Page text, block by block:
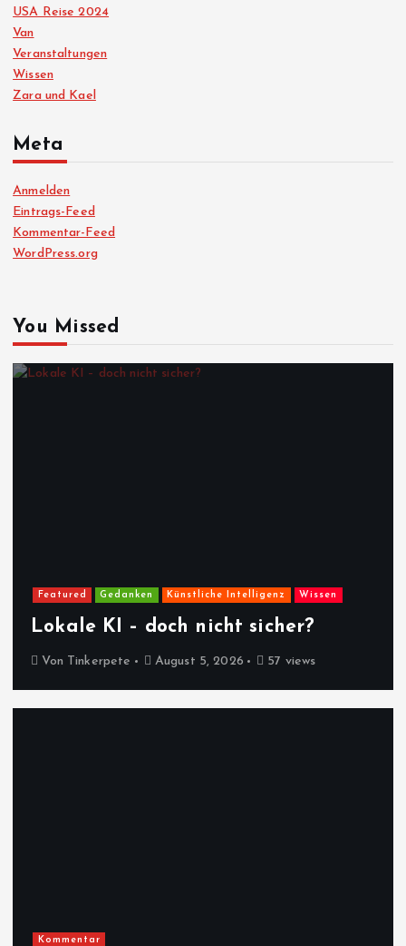
USA Reise 2024
Van
Veranstaltungen
Wissen
Zara und Kael
Meta
Anmelden
Eintrags-Feed
Kommentar-Feed
WordPress.org
You Missed
Featured Gedanken Künstliche Intelligenz Wissen
Lokale KI – doch nicht sicher?
Von Tinkerpete August 5, 2026 57 views
Kommentar